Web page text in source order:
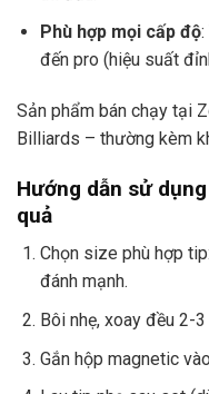
Phù hợp mọi cấp độ:
đến pro (hiệu suất
Sản phẩm bán chạy tại
Billiards – thường kèm
Hướng dẫn sử
quả
Chọn size phù hợp
đánh mạnh.
Bôi nhẹ, xoay đều 2-
Gắn hộp magnetic